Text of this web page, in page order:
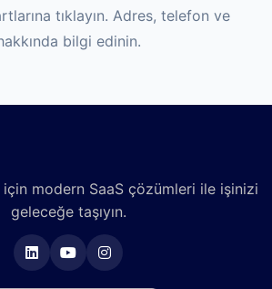
tıklayın. Adres, telefon ve
bilgi edinin.
modern SaaS çözümleri ile işinizi
geleceğe taşıyın.